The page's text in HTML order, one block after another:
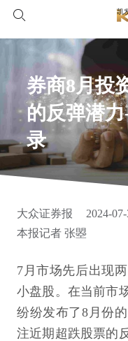
凯
券商8月投
的反弹潜
录
大众证券报
2024-
本报记者 张曌
7月市场先后出现
小盘股。在当前市
纷纷发布了8月份
注近期超跌股票的